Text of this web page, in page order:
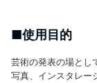
■使用目的
芸術の発表の場とし
写真、インスタレー